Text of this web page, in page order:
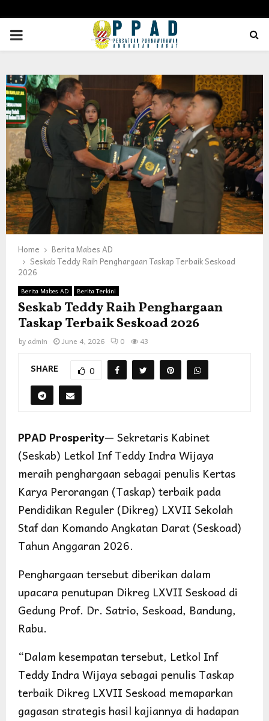
PRIMARY
Home
Berita Mabes AD
Seskab Teddy Raih Penghargaan Taskap Terbaik Seskoad
2026
Berita Mabes AD Berita Terkini
Seskab Teddy Raih Penghargaan
Taskap Terbaik Seskoad 2026
by admin June 4, 2026 0 43
SHARE 0
PPAD Prosperity— Sekretaris Kabinet
(Seskab) Letkol Inf Teddy Indra Wijaya
meraih penghargaan sebagai penulis Kertas
Karya Perorangan (Taskap) terbaik pada
Pendidikan Reguler (Dikreg) LXVII Sekolah
Staf dan Komando Angkatan Darat (Seskoad)
Tahun Anggaran 2026.
Penghargaan tersebut diberikan dalam
upacara penutupan Dikreg LXVII Seskoad di
Gedung Prof. Dr. Satrio, Seskoad, Bandung,
Rabu.
“Dalam kesempatan tersebut, Letkol Inf
Teddy Indra Wijaya sebagai penulis Taskap
terbaik Dikreg LXVII Seskoad memaparkan
gagasan strategis hasil kajiannya di hadapan